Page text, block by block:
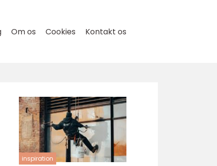
Om os Cookies Kontakt os
inspiration